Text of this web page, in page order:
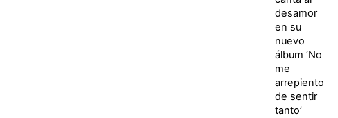
desamor
en su
nuevo
álbum ‘No
me
arrepiento
de sentir
tanto’